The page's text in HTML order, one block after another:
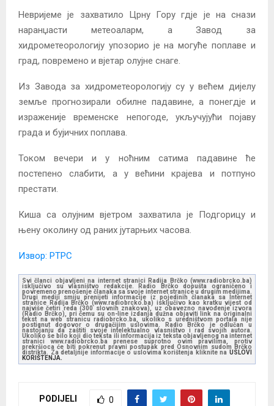
Невријеме је захватило Црну Гору гдје је на снази
наранџасти метеоаларм, а Завод за
хидрометеорологију упозорио је на могуће поплаве и
град, повремено и вјетар олујне снаге.
Из Завода за хидрометеорологију су у већем дијелу
земље прогнозирали обилне падавине, а понегдје и
израженије временске непогоде, укључујући појаву
града и бујичних поплава.
Током вечери и у ноћним сатима падавине ће
постепено слабити, а у већини крајева и потпуно
престати.
Киша са олујним вјетром захватила је Подгорицу и
њену околину од раних јутарњих часова.
Извор: РТРС
Svi članci objavljeni na internet stranici Radija Brčko (www.radiobrcko.ba)
isključivo su vlasništvo redakcije. Radio Brčko dopušta ograničeno i
povremeno prenošenje članaka sa svoje internet stranice u drugim medijima.
Drugi mediji smiju prenijeti informacije iz pojedinih članaka sa Internet
stranice Radija Brčko (www.radiobrcko.ba) isključivo kao kratku vijest od
najviše četiri reda (300 slovnih znakova), uz obavezno navođenje izvora
(Radio Brčko), pri čemu su on-line izdanja dužna objaviti link na originalni
tekst na web stranicu radiobrcko.ba, ukoliko s uredništvom portala nije
postignut dogovor o drugačijim uslovima. Radio Brčko je odlučan u
nastojanju da zaštiti svoje intelektualno vlasništvo i rad svojih autora.
Ukoliko se bilo koji dio teksta ili informacija iz teksta objavljenog na internet
stranici www.radiobrcko.ba prenese suprotno ovim pravilima, protiv
prekršioca će biti pokrenut pravni postupak pred Osnovnim sudom Brčko
distrikta. Za detaljnije informacije o uslovima korištenja kliknite na USLOVI
KORIŠTENJA.
PODIJELI 0